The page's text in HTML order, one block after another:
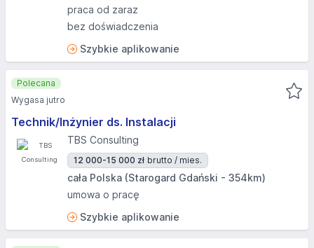
praca od zaraz
bez doświadczenia
Szybkie aplikowanie
Technik/Inżynier ds. Instalacji
TBS Consulting
12 000-15 000 zł brutto / mies.
cała Polska (Starogard Gdański - 354km)
umowa o pracę
Szybkie aplikowanie
Polecana
Wygasa jutro